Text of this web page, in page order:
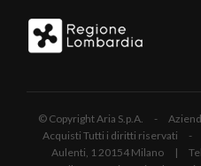
© Copyright Aria S.p.A. -
Acquisti Tutti i diritti riservati -
Aulenti, 1 20154 Milano |